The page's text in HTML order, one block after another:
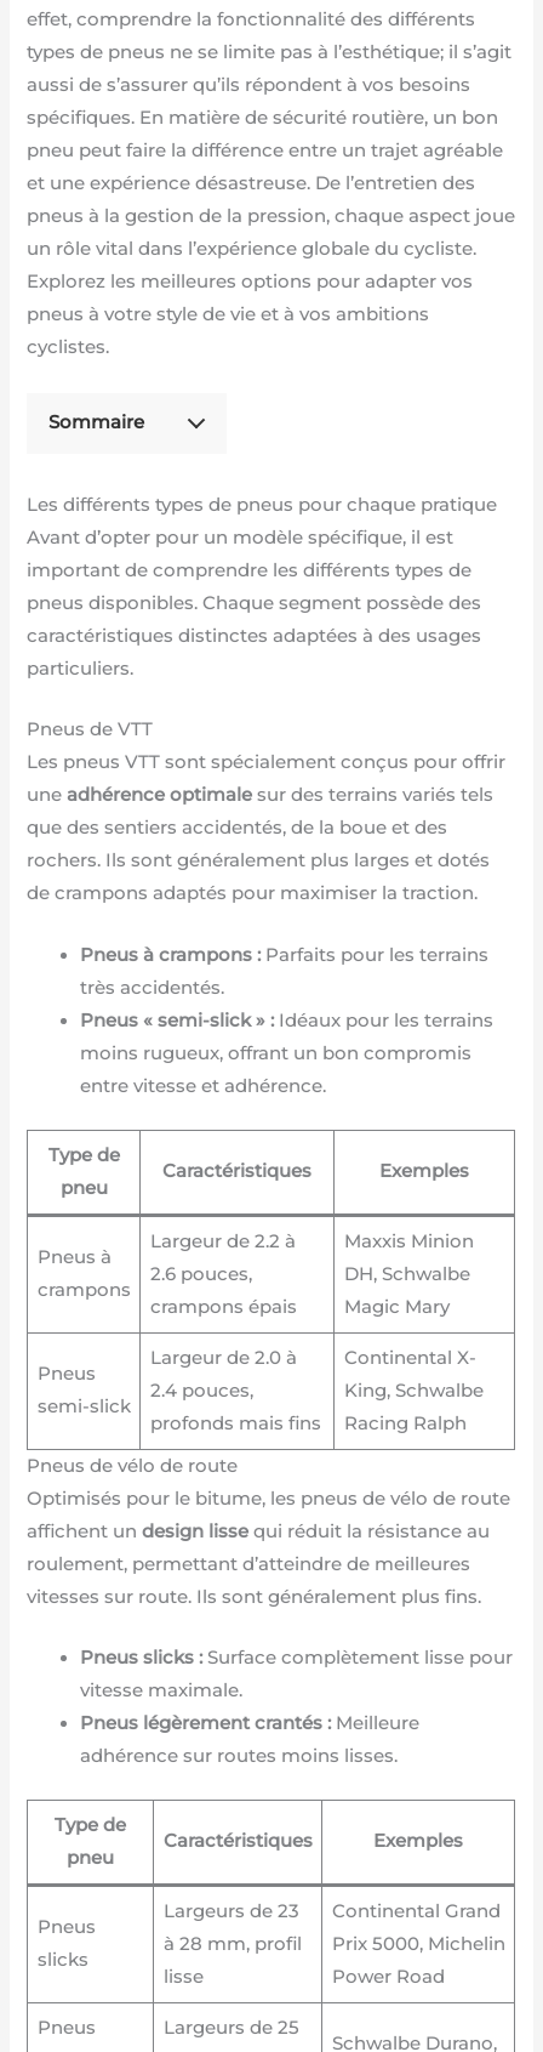
effet, comprendre la fonctionnalité des différents
types de pneus ne se limite pas à l’esthétique; il s’agit
aussi de s’assurer qu’ils répondent à vos besoins
spécifiques. En matière de sécurité routière, un bon
pneu peut faire la différence entre un trajet agréable
et une expérience désastreuse. De l’entretien des
pneus à la gestion de la pression, chaque aspect joue
un rôle vital dans l’expérience globale du cycliste.
Explorez les meilleures options pour adapter vos
pneus à votre style de vie et à vos ambitions
cyclistes.
Sommaire
Les différents types de pneus pour chaque pratique
Avant d’opter pour un modèle spécifique, il est
important de comprendre les différents types de
pneus disponibles. Chaque segment possède des
caractéristiques distinctes adaptées à des usages
particuliers.
Pneus de VTT
Les pneus VTT sont spécialement conçus pour offrir
uneadhérence optimale sur des terrains variés tels
que des sentiers accidentés, de la boue et des
rochers. Ils sont généralement plus larges et dotés
de crampons adaptés pour maximiser la traction.
Pneus à crampons :Parfaits pour les terrains
très accidentés.
Pneus « semi-slick » :Idéaux pour les terrains
moins rugueux, offrant un bon compromis
entre vitesse et adhérence.
Type de
pneu
Caractéristiques Exemples
Pneus à
crampons
Largeur de 2.2 à
2.6 pouces,
crampons épais
Maxxis Minion
DH, Schwalbe
Magic Mary
Pneus
semi-slick
Largeur de 2.0 à
2.4 pouces,
profonds mais fins
Continental X-
King, Schwalbe
Racing Ralph
Pneus de vélo de route
Optimisés pour le bitume, les pneus de vélo de route
affichent undesign lisse qui réduit la résistance au
roulement, permettant d’atteindre de meilleures
vitesses sur route. Ils sont généralement plus fins.
Pneus slicks :Surface complètement lisse pour
vitesse maximale.
Pneus légèrement crantés :Meilleure
adhérence sur routes moins lisses.
Type de
pneu
Caractéristiques Exemples
Pneus
slicks
Largeurs de 23
à 28 mm, profil
lisse
Continental Grand
Prix 5000, Michelin
Power Road
Pneus
Largeurs de 25
Schwalbe Durano,